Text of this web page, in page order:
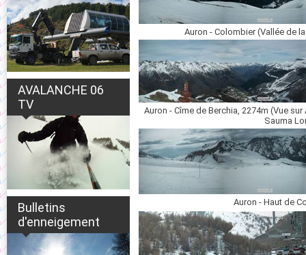
AVALANCHE 06
TV
Bulletins
d'enneigement
Auron - Colombier (Vallée de
Auron - Cîme de Berchia, 2274m (Vue
Sauma
Auron - Haut de